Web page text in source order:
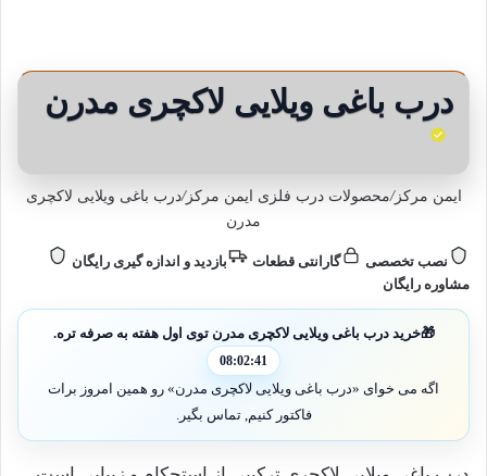
درب باغی ویلایی لاکچری مدرن
ایمن مرکز/محصولات درب فلزی ایمن مرکز/درب باغی ویلایی لاکچری
مدرن
نصب تخصصی گارانتی قطعات
بازدید و اندازه گیری رایگان
مشاوره رایگان
08:02:40
🎁خرید درب باغی ویلایی لاکچری مدرن توی اول هفته به صرفه تره.
اگه می خوای «درب باغی ویلایی لاکچری مدرن» رو همین امروز برات
فاکتور کنیم, تماس بگیر.